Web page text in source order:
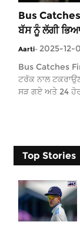
Bus
ਬੱਸ ਨੂੰ ਲੱਗੀ
Aarti- 2025-12-
Bus Catches
ਟਰੱਕ ਨਾਲ
ਸੜ ਗਏ ਅਤੇ 24
Top Stories